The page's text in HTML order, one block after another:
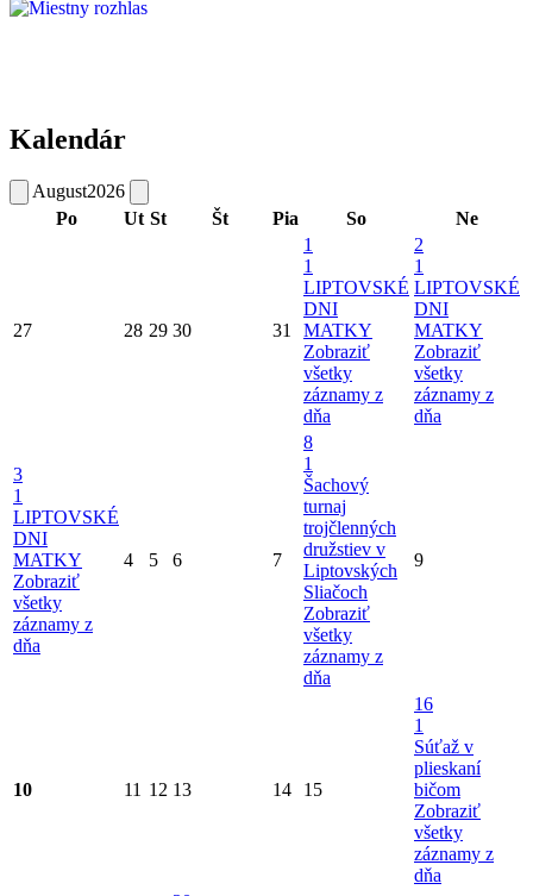
Kalendár
August2026
Po
Ut St Št Pia So Ne
27 28 29 30 31
1
1
LIPTOVSKÉ
DNI
MATKY
Zobraziť
všetky
záznamy z
dňa
2
1
LIPTOVSKÉ
DNI
MATKY
Zobraziť
všetky
záznamy z
dňa
3
1
LIPTOVSKÉ
DNI
MATKY
Zobraziť
všetky
záznamy z
dňa
4 5 6 7
8
1
Šachový
turnaj
trojčlenných
družstiev v
Liptovských
Sliačoch
Zobraziť
všetky
záznamy z
dňa
9
10 11 12 13 14 15
16
1
Súťaž v
plieskaní
bičom
Zobraziť
všetky
záznamy z
dňa